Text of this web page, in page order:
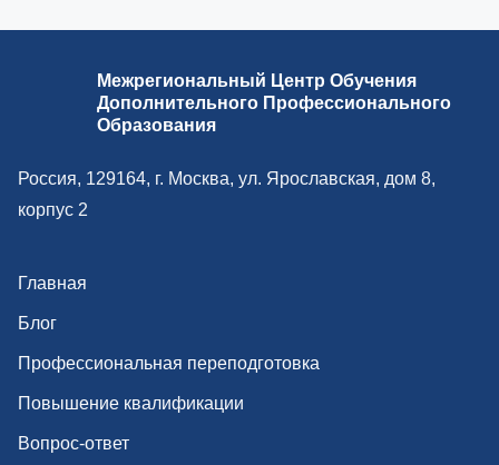
и
я
п
о
з
а
п
Межрегиональный Центр Обучения
Дополнительного Профессионального
Образования
Россия, 129164, г. Москва, ул. Ярославская, дом 8,
корпус 2
Главная
Блог
Профессиональная переподготовка
Повышение квалификации
Вопрос-ответ